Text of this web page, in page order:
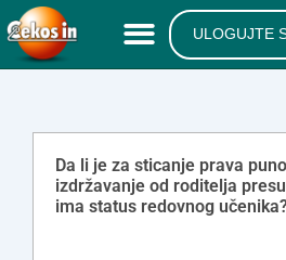
ULOGUJTE
Da li je za sticanje prava
izdržavanje od roditelja
ima status redovnog